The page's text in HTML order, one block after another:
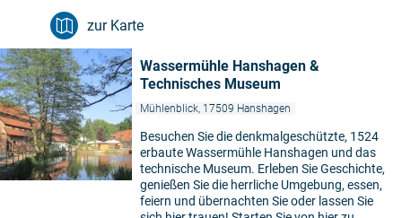
zur Karte
Wassermühle Hanshagen &
Technisches Museum
Mühlenblick, 17509 Hanshagen
Besuchen Sie die denkmalgeschützte, 1524
erbaute Wassermühle Hanshagen und das
technische Museum. Erleben Sie Geschichte,
genießen Sie die herrliche Umgebung, essen,
feiern und übernachten Sie oder lassen Sie